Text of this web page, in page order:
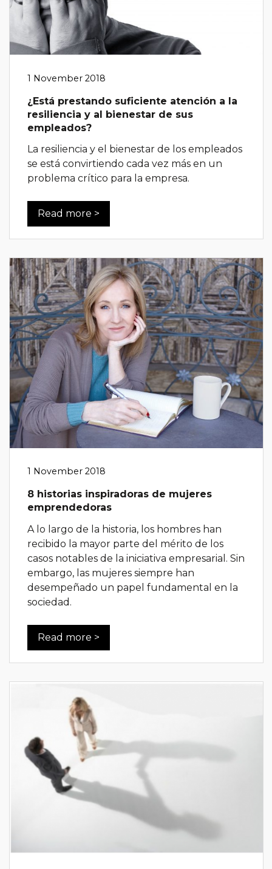
1 November 2018
¿Está prestando suficiente atención a la
resiliencia y al bienestar de sus
empleados?
La resiliencia y el bienestar de los empleados
se está convirtiendo cada vez más en un
problema crítico para la empresa.
Read more >
1 November 2018
8 historias inspiradoras de mujeres
emprendedoras
A lo largo de la historia, los hombres han
recibido la mayor parte del mérito de los
casos notables de la iniciativa empresarial. Sin
embargo, las mujeres siempre han
desempeñado un papel fundamental en la
sociedad.
Read more >